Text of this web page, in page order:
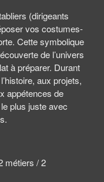
(dirigeants
vos costumes-
Cette symbolique
de l’univers
à préparer. Durant
aux projets,
appétences de
plus juste avec
métiers / 2